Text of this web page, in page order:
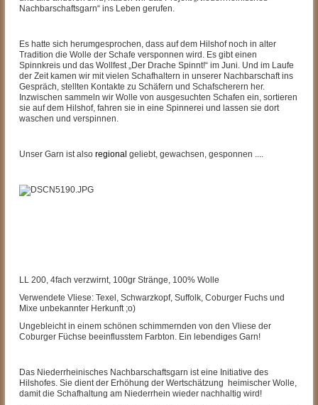
Nachbarschaftsgarn“ ins Leben gerufen.
Es hatte sich herumgesprochen, dass auf dem Hilshof noch in alter
Tradition die Wolle der Schafe versponnen wird. Es gibt einen
Spinnkreis und das Wollfest „Der Drache Spinnt!“ im Juni. Und im Laufe
der Zeit kamen wir mit vielen Schafhaltern in unserer Nachbarschaft ins
Gespräch, stellten Kontakte zu Schäfern und Schafscherern her.
Inzwischen sammeln wir Wolle von ausgesuchten Schafen ein, sortieren
sie auf dem Hilshof, fahren sie in eine Spinnerei und lassen sie dort
waschen und verspinnen.
Unser Garn ist also regional geliebt, gewachsen, gesponnen ....
LL 200, 4fach verzwirnt, 100gr Stränge, 100% Wolle
Verwendete Vliese: Texel, Schwarzkopf, Suffolk, Coburger Fuchs und
Mixe unbekannter Herkunft ;o)
Ungebleicht in einem schönen schimmernden von den Vliese der
Coburger Füchse beeinflusstem Farbton. Ein lebendiges Garn!
Das Niederrheinisches Nachbarschaftsgarn ist eine Initiative des
Hilshofes. Sie dient der Erhöhung der Wertschätzung heimischer Wolle,
damit die Schafhaltung am Niederrhein wieder nachhaltig wird!